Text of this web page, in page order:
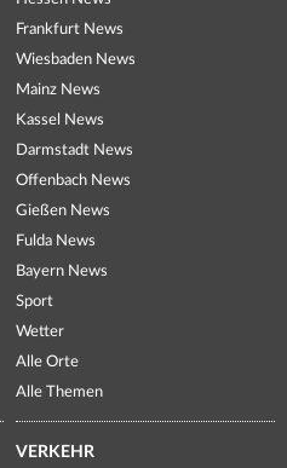
Frankfurt News
Wiesbaden News
Mainz News
Kassel News
Darmstadt News
Offenbach News
Gießen News
Fulda News
Bayern News
Sport
Wetter
Alle Orte
Alle Themen
VERKEHR